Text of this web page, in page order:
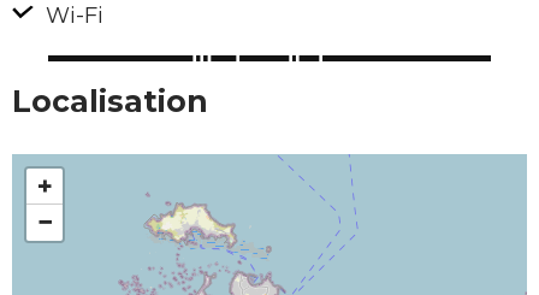
Wi-Fi
Localisation
+
−